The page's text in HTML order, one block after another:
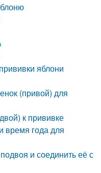
яблони
(привой) для
к прививке
время года для
и соединить её с